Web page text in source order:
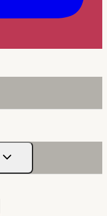
Untermenü
Umschalten